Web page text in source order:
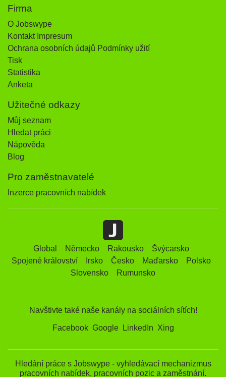
Firma
O Jobswype
Kontakt Impresum
Ochrana osobních údajů Podmínky užití
Tisk
Statistika
Anketa
Užitečné odkazy
Můj seznam
Hledat práci
Nápověda
Blog
Pro zaměstnavatelé
Inzerce pracovních nabídek
Global Německo Rakousko
Švýcarsko
Spojené království
Irsko Česko Maďarsko
Polsko
Slovensko
Rumunsko
Navštivte také naše kanály na sociálních sítích!
Facebook Google LinkedIn Xing
Hledání práce s Jobswype - vyhledávací mechanizmus
pracovních nabídek, pracovních pozic a zaměstnání.